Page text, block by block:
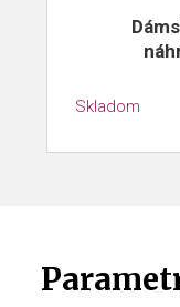
Skladom